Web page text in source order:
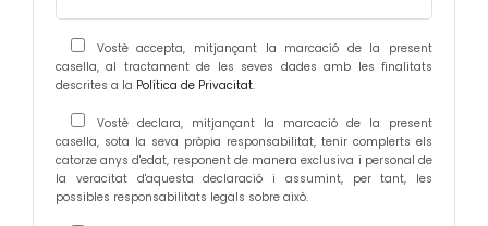
Vostè accepta, mitjançant la marcació de la present
casella, al tractament de les seves dades amb les finalitats
descrites a la Política de Privacitat.
Vostè declara, mitjançant la marcació de la present
casella, sota la seva pròpia responsabilitat, tenir complerts els
catorze anys d'edat, responent de manera exclusiva i personal de
la veracitat d'aquesta declaració i assumint, per tant, les
possibles responsabilitats legals sobre això.